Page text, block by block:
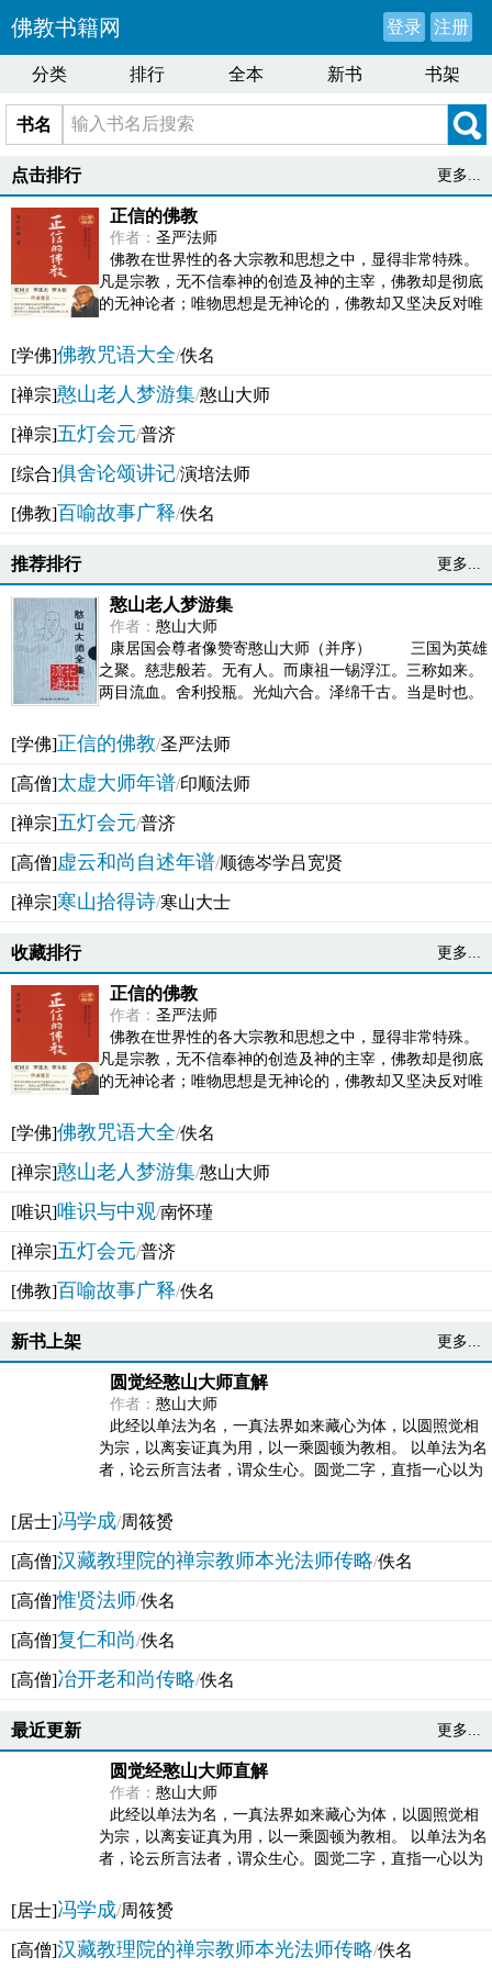
佛教书籍网 登录 注册
分类 排行 全本 新书 书架
书名
点击排行 更多...
正信的佛教
作者： 圣严法师
佛教在世界性的各大宗教和思想之中，显得非常特殊。
凡是宗教，无不信奉神的创造及神的主宰，佛教却是彻底
的无神论者；唯物思想是无神论的，佛教却又坚决反对唯
[学佛]佛教咒语大全/佚名
[禅宗]憨山老人梦游集/憨山大师
[禅宗]五灯会元/普济
[综合]俱舍论颂讲记/演培法师
[佛教]百喻故事广释/佚名
推荐排行 更多...
憨山老人梦游集
作者： 憨山大师
康居国会尊者像赞寄憨山大师（并序） 三国为英雄
之聚。慈悲般若。无有人。而康祖一锡浮江。三称如来。
两目流血。舍利投瓶。光灿六合。泽绵千古。当是时也。
[学佛]正信的佛教/圣严法师
[高僧]太虚大师年谱/印顺法师
[禅宗]五灯会元/普济
[高僧]虚云和尚自述年谱/顺德岑学吕宽贤
[禅宗]寒山拾得诗/寒山大士
收藏排行 更多...
正信的佛教
作者： 圣严法师
佛教在世界性的各大宗教和思想之中，显得非常特殊。
凡是宗教，无不信奉神的创造及神的主宰，佛教却是彻底
的无神论者；唯物思想是无神论的，佛教却又坚决反对唯
[学佛]佛教咒语大全/佚名
[禅宗]憨山老人梦游集/憨山大师
[唯识]唯识与中观/南怀瑾
[禅宗]五灯会元/普济
[佛教]百喻故事广释/佚名
新书上架 更多...
圆觉经憨山大师直解
作者： 憨山大师
此经以单法为名，一真法界如来藏心为体，以圆照觉相
为宗，以离妄证真为用，以一乘圆顿为教相。 以单法为名
者，论云所言法者，谓众生心。圆觉二字，直指一心以为
[居士]冯学成/周筱赟
[高僧]汉藏教理院的禅宗教师本光法师传略/佚名
[高僧]惟贤法师/佚名
[高僧]复仁和尚/佚名
[高僧]冶开老和尚传略/佚名
最近更新 更多...
圆觉经憨山大师直解
作者： 憨山大师
此经以单法为名，一真法界如来藏心为体，以圆照觉相
为宗，以离妄证真为用，以一乘圆顿为教相。 以单法为名
者，论云所言法者，谓众生心。圆觉二字，直指一心以为
[居士]冯学成/周筱赟
[高僧]汉藏教理院的禅宗教师本光法师传略/佚名